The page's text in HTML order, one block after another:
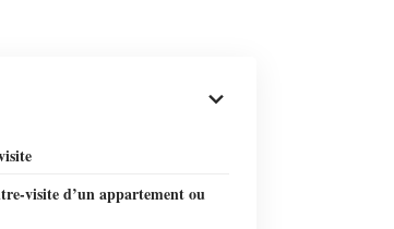
visite d’un appartement ou